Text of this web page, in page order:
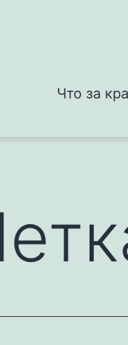
Что за